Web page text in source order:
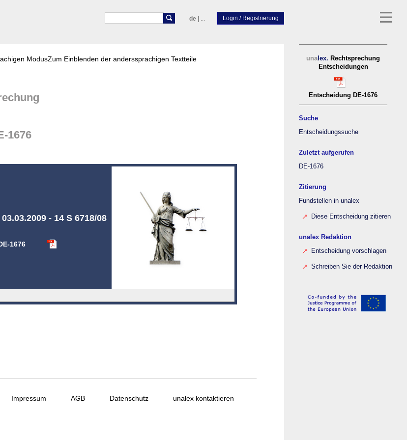
de |
una lex. Rechtsprechung
Entscheidungen
Entscheidung DE-1676
Suche
Entscheidungssuche
Zuletzt aufgerufen
DE-1676
Zitierung
Fundstellen in unalex
Diese Entscheidung zitieren
unalex Redaktion
Entscheidung vorschlagen
Schreiben Sie der Redaktion
ModusZum Einblenden der anderssprachigen Textteile
1676
- 14 S 6718/08
1676
Impressum AGB Datenschutz unalex kontaktieren